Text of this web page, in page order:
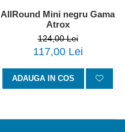
AllRound Mini negru Gama
Atrox
124,00 Lei
117,00 Lei
ADAUGA IN COS